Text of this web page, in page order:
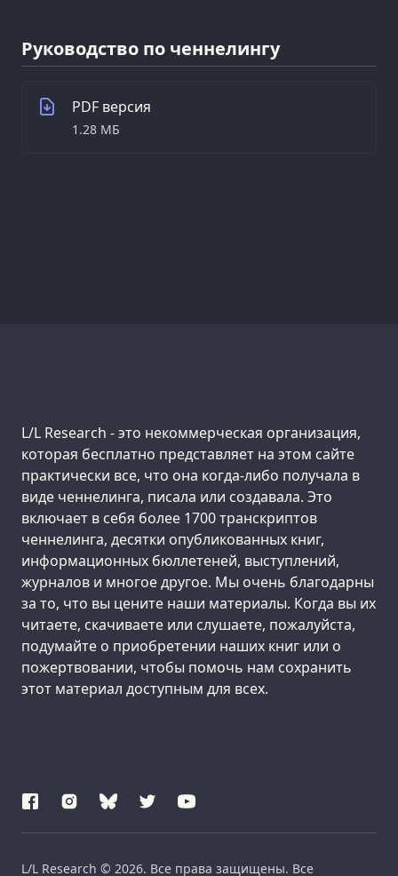
Руководство по ченнелингу
PDF версия
1.28 МБ
Support us:
L/L Research - это некоммерческая организация,
которая бесплатно представляет на этом сайте
практически все, что она когда-либо получала в
виде ченнелинга, писала или создавала. Это
включает в себя более 1700 транскриптов
ченнелинга, десятки опубликованных книг,
информационных бюллетеней, выступлений,
журналов и многое другое. Мы очень благодарны
за то, что вы цените наши материалы. Когда вы их
читаете, скачиваете или слушаете, пожалуйста,
подумайте о приобретении наших книг или о
пожертвовании, чтобы помочь нам сохранить
этот материал доступным для всех.
L/L Research © 2026. Все права защищены. Все